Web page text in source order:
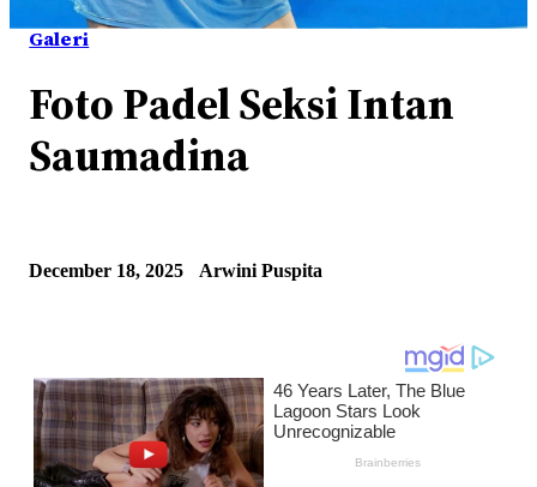
Galeri
Foto Padel Seksi Intan
Saumadina
December 18, 2025 Arwini Puspita